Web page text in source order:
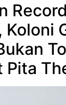
Koloni
Pita